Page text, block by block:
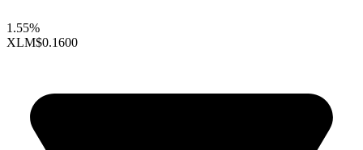
1.55%
XLM$0.1600